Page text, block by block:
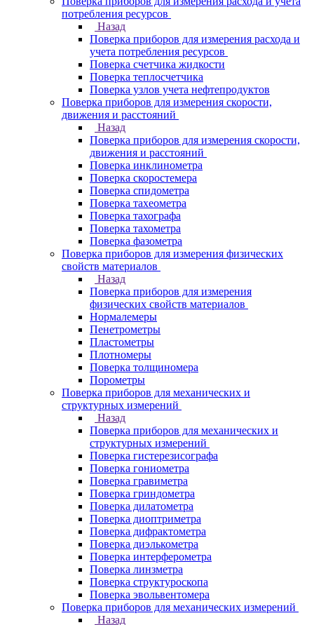
потребления ресурсов
Назад
Поверка приборов для измерения расхода и
учета потребления ресурсов
Поверка счетчика жидкости
Поверка теплосчетчика
Поверка узлов учета нефтепродуктов
Поверка приборов для измерения скорости,
движения и расстояний
Назад
Поверка приборов для измерения скорости,
движения и расстояний
Поверка инклинометра
Поверка скоростемера
Поверка спидометра
Поверка тахеометра
Поверка тахографа
Поверка тахометра
Поверка фазометра
Поверка приборов для измерения физических
свойств материалов
Назад
Поверка приборов для измерения
физических свойств материалов
Нормалемеры
Пенетрометры
Пластометры
Плотномеры
Поверка толщиномера
Порометры
Поверка приборов для механических и
структурных измерений
Назад
Поверка приборов для механических и
структурных измерений
Поверка гистерезисографа
Поверка гониометра
Поверка гравиметра
Поверка гриндометра
Поверка дилатометра
Поверка диоптриметра
Поверка дифрактометра
Поверка диэлькометра
Поверка интерферометра
Поверка линзметра
Поверка структуроскопа
Поверка эвольвентомера
Поверка приборов для механических измерений
Назад